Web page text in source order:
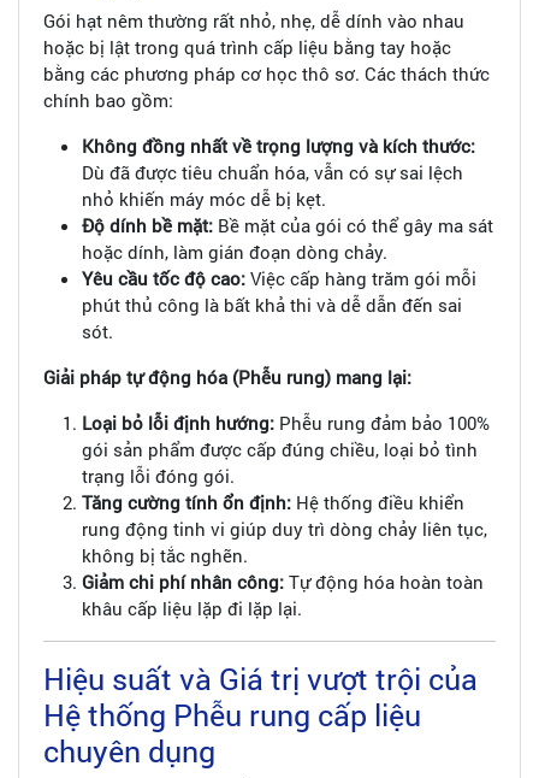
Gói hạt nêm thường rất nhỏ, nhẹ, dễ dính vào nhau
hoặc bị lật trong quá trình cấp liệu bằng tay hoặc
bằng các phương pháp cơ học thô sơ. Các thách thức
chính bao gồm:
Không đồng nhất về trọng lượng và kích thước:
Dù đã được tiêu chuẩn hóa, vẫn có sự sai lệch
nhỏ khiến máy móc dễ bị kẹt.
Độ dính bề mặt: Bề mặt của gói có thể gây ma sát
hoặc dính, làm gián đoạn dòng chảy.
Yêu cầu tốc độ cao: Việc cấp hàng trăm gói mỗi
phút thủ công là bất khả thi và dễ dẫn đến sai
sót.
Giải pháp tự động hóa (Phễu rung) mang lại:
Loại bỏ lỗi định hướng: Phễu rung đảm bảo 100%
gói sản phẩm được cấp đúng chiều, loại bỏ tình
trạng lỗi đóng gói.
Tăng cường tính ổn định: Hệ thống điều khiển
rung động tinh vi giúp duy trì dòng chảy liên tục,
không bị tắc nghẽn.
Giảm chi phí nhân công: Tự động hóa hoàn toàn
khâu cấp liệu lặp đi lặp lại.
Hiệu suất và Giá trị vượt trội của
Hệ thống Phễu rung cấp liệu
chuyên dụng